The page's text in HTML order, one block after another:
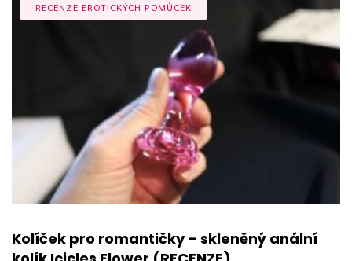
RECENZE EROTICKÝCH POMŮCEK
Kolíček pro romantičky – skleněný anální